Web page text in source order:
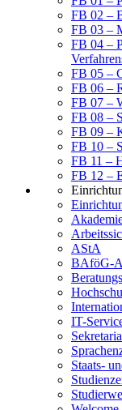
FB 02 –
FB 03 –
FB 04 –
FB 05 –
FB 06 –
FB 07 –
FB 08 –
FB 09 –
FB 10 –
FB 11 –
FB 12 –
AStA
BAföG-
IT-
Staats-